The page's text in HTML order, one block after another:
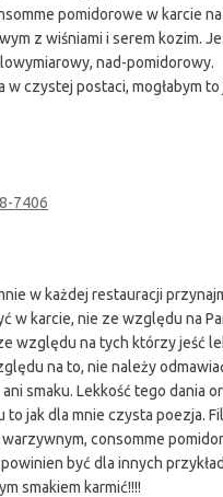
pomidorowe w karcie
z wiśniami i serem kozim.
nad-pomidorowy.
w czystej postaci, mogłabym to
w każdej restauracji
w karcie, nie ze względu na
względu na tych którzy jeść
na to, nie należy
smaku. Lekkość tego dania
to jak dla mnie czysta poezja.
consomme
być dla innych
smakiem karmić!!!!